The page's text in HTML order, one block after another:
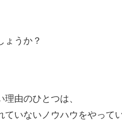
ょうか？
由のひとつは、
ていないノウハウをやって